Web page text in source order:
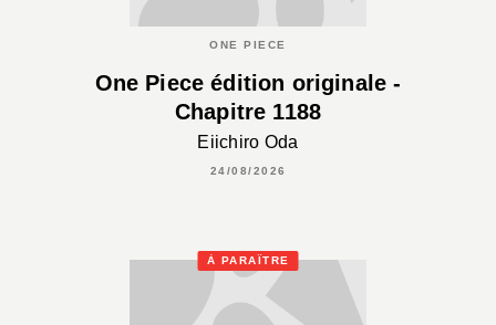
ONE PIECE
One Piece édition originale -
Chapitre 1188
Eiichiro Oda
24/08/2026
À PARAÎTRE